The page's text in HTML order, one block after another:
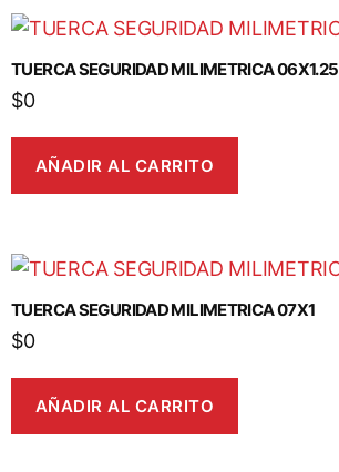
TUERCA SEGURIDAD MILIMETRICA 06X1.25
$0
AÑADIR AL CARRITO
TUERCA SEGURIDAD MILIMETRICA 07X1
$0
AÑADIR AL CARRITO